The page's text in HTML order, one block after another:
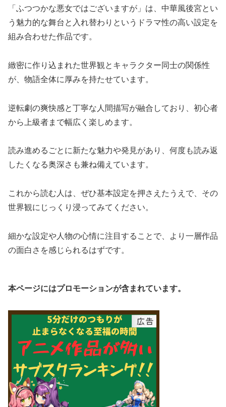
「ふつつかな悪女ではございますが」は、中華風後宮とい
う魅力的な舞台と入れ替わりというドラマ性の高い設定を
組み合わせた作品です。
緻密に作り込まれた世界観とキャラクター同士の関係性
が、物語全体に厚みを持たせています。
逆転劇の爽快感と丁寧な人間描写が融合しており、初心者
から上級者まで幅広く楽しめます。
読み進めるごとに新たな魅力や発見があり、何度も読み返
したくなる奥深さも兼ね備えています。
これから読む人は、ぜひ基本設定を押さえたうえで、その
世界観にじっくり浸ってみてください。
細かな設定や人物の心情に注目することで、より一層作品
の面白さを感じられるはずです。
本ページにはプロモーションが含まれています。